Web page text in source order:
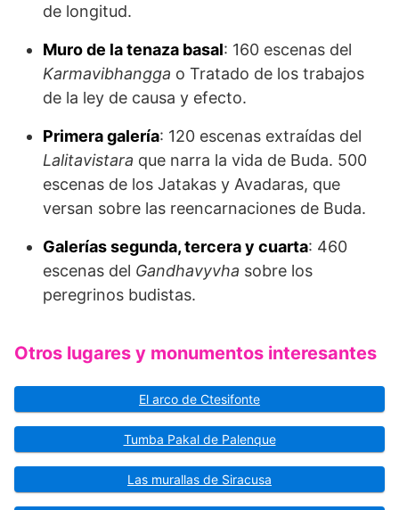
de longitud.
Muro de la tenaza basal: 160 escenas del
Karmavibhangga o Tratado de los trabajos
de la ley de causa y efecto.
Primera galería: 120 escenas extraídas del
Lalitavistara que narra la vida de Buda. 500
escenas de los Jatakas y Avadaras, que
versan sobre las reencarnaciones de Buda.
Galerías segunda, tercera y cuarta: 460
escenas del Gandhavyvha sobre los
peregrinos budistas.
Otros lugares y monumentos interesantes
El arco de Ctesifonte
Tumba Pakal de Palenque
Las murallas de Siracusa